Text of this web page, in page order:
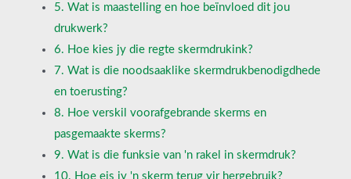
5. Wat is maastelling en hoe beïnvloed dit jou
drukwerk?
6. Hoe kies jy die regte skermdrukink?
7. Wat is die noodsaaklike skermdrukbenodigdhede
en toerusting?
8. Hoe verskil voorafgebrande skerms en
pasgemaakte skerms?
9. Wat is die funksie van 'n rakel in skermdruk?
10. Hoe eis jy 'n skerm terug vir hergebruik?